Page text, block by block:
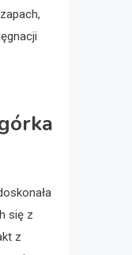
się z
z